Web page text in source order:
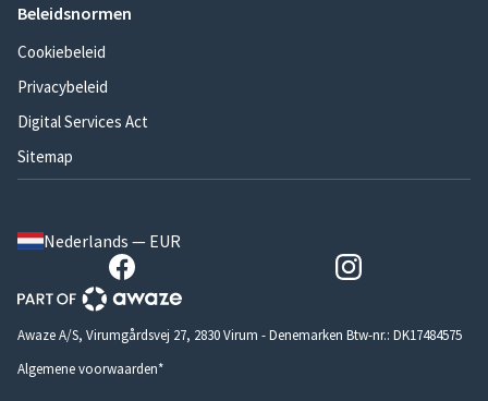
Beleidsnormen
Cookiebeleid
Privacybeleid
Digital Services Act
Sitemap
Nederlands — EUR
Awaze A/S, Virumgårdsvej 27, 2830 Virum - Denemarken Btw-nr.: DK17484575
Algemene voorwaarden*